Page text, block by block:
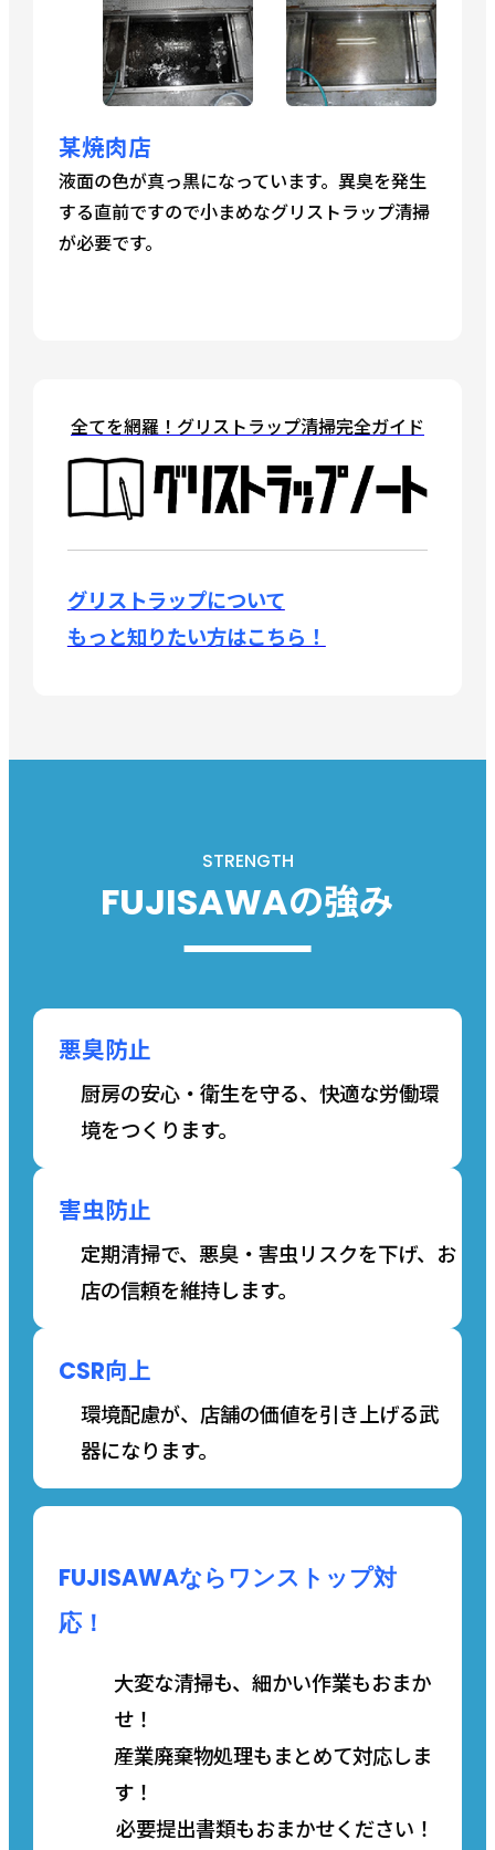
某焼肉店
液面の色が真っ黒になっています。異臭を発生
する直前ですので小まめなグリストラップ清掃
が必要です。
全てを網羅！グリストラップ清掃完全ガイド
グリストラップについて
もっと知りたい方はこちら！
STRENGTH
FUJISAWAの強み
悪臭防止
厨房の安心・衛生を守る、快適な労働環
境をつくります。
害虫防止
定期清掃で、悪臭・害虫リスクを下げ、お
店の信頼を維持します。
CSR向上
環境配慮が、店舗の価値を引き上げる武
器になります。
FUJISAWAならワンストップ対
応！
大変な清掃も、細かい作業もおまか
せ！
産業廃棄物処理もまとめて対応しま
す！
必要提出書類もおまかせください！